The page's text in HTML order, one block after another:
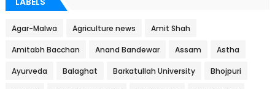
Agar-Malwa Agriculture news Amit Shah
Amitabh Bacchan Anand Bandewar Assam Astha
Ayurveda Balaghat Barkatullah University Bhojpuri